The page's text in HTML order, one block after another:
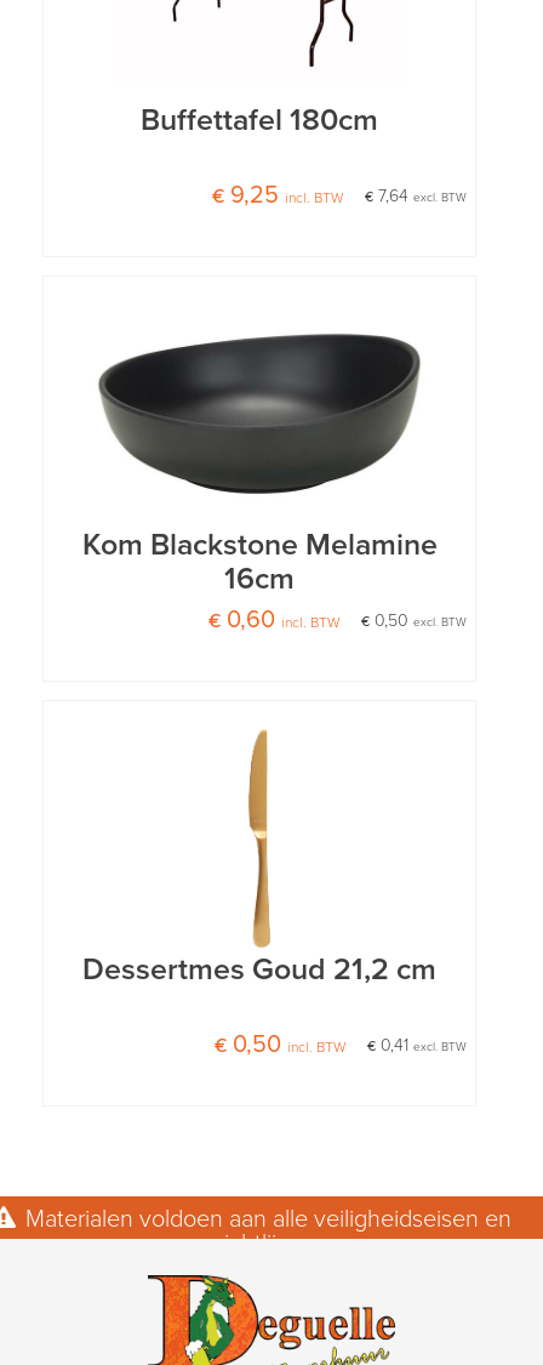
Buffettafel 180cm
€ 7,64excl. BTW
€ 9,25 incl. BTW
Kom Blackstone Melamine
16cm
€ 0,50excl. BTW
€ 0,60 incl. BTW
Dessertmes Goud 21,2 cm
€ 0,41excl. BTW
€ 0,50 incl. BTW
Materialen voldoen aan alle veiligheidseisen en
richtlijnen.